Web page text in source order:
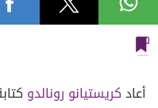
أعادكريستيانو رونالدو